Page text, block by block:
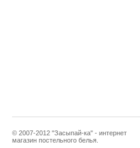
© 2007-2012 "Засыпай-ка" - интернет
магазин постельного белья.